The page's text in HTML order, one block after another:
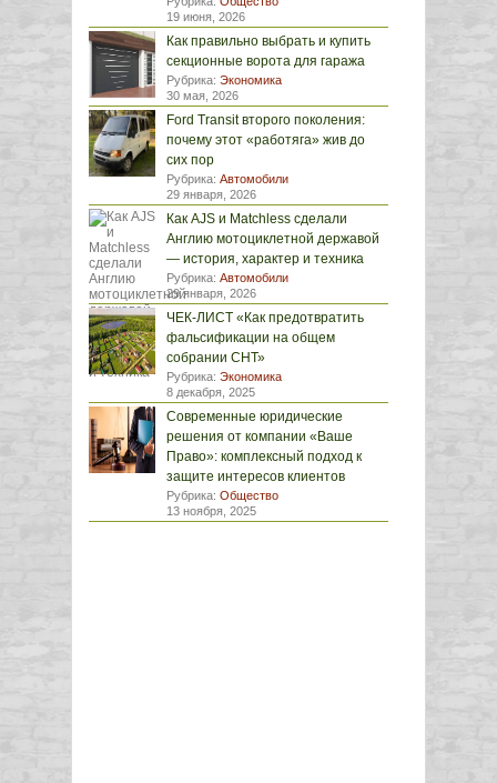
19 июня, 2026
Как правильно выбрать и купить
секционные ворота для гаража
Рубрика: Экономика
30 мая, 2026
Ford Transit второго поколения:
почему этот «работяга» жив до
сих пор
Рубрика: Автомобили
29 января, 2026
Как AJS и Matchless сделали
Англию мотоциклетной державой
— история, характер и техника
Рубрика: Автомобили
29 января, 2026
ЧЕК-ЛИСТ «Как предотвратить
фальсификации на общем
собрании СНТ»
Рубрика: Экономика
8 декабря, 2025
Современные юридические
решения от компании «Ваше
Право»: комплексный подход к
защите интересов клиентов
Рубрика: Общество
13 ноября, 2025